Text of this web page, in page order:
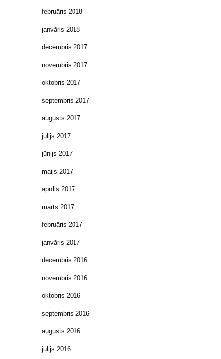
februāris 2018
janvāris 2018
decembris 2017
novembris 2017
oktobris 2017
septembris 2017
augusts 2017
jūlijs 2017
jūnijs 2017
maijs 2017
aprīlis 2017
marts 2017
februāris 2017
janvāris 2017
decembris 2016
novembris 2016
oktobris 2016
septembris 2016
augusts 2016
jūlijs 2016